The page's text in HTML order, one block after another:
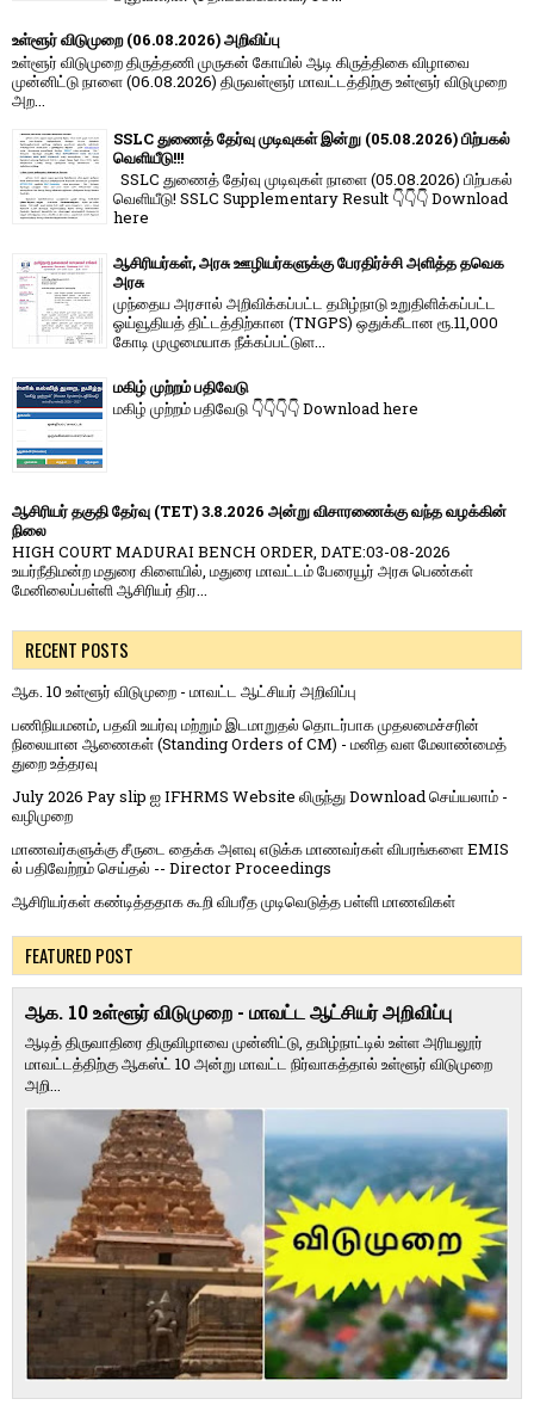
உள்ளூர் விடுமுறை (06.08.2026) அறிவிப்பு
உள்ளூர் விடுமுறை திருத்தணி முருகன் கோயில் ஆடி கிருத்திகை விழாவை
முன்னிட்டு நாளை (06.08.2026) திருவள்ளூர் மாவட்டத்திற்கு உள்ளூர் விடுமுறை
அற...
SSLC துணைத் தேர்வு முடிவுகள் இன்று (05.08.2026) பிற்பகல்
வெளியீடு!!!
SSLC துணைத் தேர்வு முடிவுகள் நாளை (05.08.2026) பிற்பகல்
வெளியீடு! SSLC Supplementary Result 👇👇👇 Download
here
ஆசிரியர்கள், அரசு ஊழியர்களுக்கு பேரதிர்ச்சி அளித்த தவெக
அரசு
முந்தைய அரசால் அறிவிக்கப்பட்ட தமிழ்நாடு உறுதிளிக்கப்பட்ட
ஓய்வூதியத் திட்டத்திற்கான (TNGPS) ஒதுக்கீடான ரூ.11,000
கோடி முழுமையாக நீக்கப்பட்டுள...
மகிழ் முற்றம் பதிவேடு
மகிழ் முற்றம் பதிவேடு 👇👇👇👇 Download here
ஆசிரியர் தகுதி தேர்வு (TET) 3.8.2026 அன்று விசாரணைக்கு வந்த வழக்கின்
நிலை
HIGH COURT MADURAI BENCH ORDER, DATE:03-08-2026
உயர்நீதிமன்ற மதுரை கிளையில், மதுரை மாவட்டம் பேரையூர் அரசு பெண்கள்
மேனிலைப்பள்ளி ஆசிரியர் திர...
RECENT POSTS
ஆக. 10 உள்ளூர் விடுமுறை - மாவட்ட ஆட்சியர் அறிவிப்பு
பணிநியமனம், பதவி உயர்வு மற்றும் இடமாறுதல் தொடர்பாக முதலமைச்சரின்
நிலையான ஆணைகள் (Standing Orders of CM) - மனித வள மேலாண்மைத்
துறை உத்தரவு
July 2026 Pay slip ஐ IFHRMS Website லிருந்து Download செய்யலாம் -
வழிமுறை
மாணவர்களுக்கு சீருடை தைக்க அளவு எடுக்க மாணவர்கள் விபரங்களை EMIS
ல் பதிவேற்றம் செய்தல் -- Director Proceedings
ஆசிரியர்கள் கண்டித்ததாக கூறி விபரீத முடிவெடுத்த பள்ளி மாணவிகள்
FEATURED POST
ஆக. 10 உள்ளூர் விடுமுறை - மாவட்ட ஆட்சியர் அறிவிப்பு
ஆடித் திருவாதிரை திருவிழாவை முன்னிட்டு, தமிழ்நாட்டில் உள்ள அரியலூர்
மாவட்டத்திற்கு ஆகஸ்ட் 10 அன்று மாவட்ட நிர்வாகத்தால் உள்ளூர் விடுமுறை
அறி...